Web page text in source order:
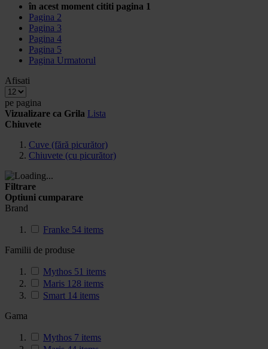
în acest moment cititi pagina 1
Pagina 2
Pagina 3
Pagina 4
Pagina 5
Pagina Urmatorul
Afisati
pe pagina
Vizualizare ca Grila Lista
Chiuvete
Cuve (fără picurător)
Chiuvete (cu picurător)
Filtrare
Optiuni cumparare
Brand
Franke 54 items
Familii de produse
Mythos 51 items
Maris 128 items
Smart 14 items
Gama
Mythos 7 items